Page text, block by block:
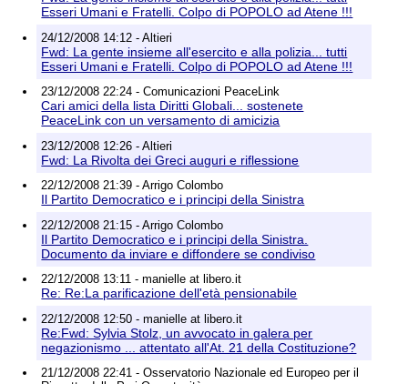
Esseri Umani e Fratelli. Colpo di POPOLO ad Atene !!!
24/12/2008 14:12 - Altieri
Fwd: La gente insieme all'esercito e alla polizia... tutti
Esseri Umani e Fratelli. Colpo di POPOLO ad Atene !!!
23/12/2008 22:24 - Comunicazioni PeaceLink
Cari amici della lista Diritti Globali... sostenete
PeaceLink con un versamento di amicizia
23/12/2008 12:26 - Altieri
Fwd: La Rivolta dei Greci auguri e riflessione
22/12/2008 21:39 - Arrigo Colombo
Il Partito Democratico e i principi della Sinistra
22/12/2008 21:15 - Arrigo Colombo
Il Partito Democratico e i principi della Sinistra.
Documento da inviare e diffondere se condiviso
22/12/2008 13:11 - manielle at libero.it
Re: Re:La parificazione dell'età pensionabile
22/12/2008 12:50 - manielle at libero.it
Re:Fwd: Sylvia Stolz, un avvocato in galera per
negazionismo ... attentato all'At. 21 della Costituzione?
21/12/2008 22:41 - Osservatorio Nazionale ed Europeo per il